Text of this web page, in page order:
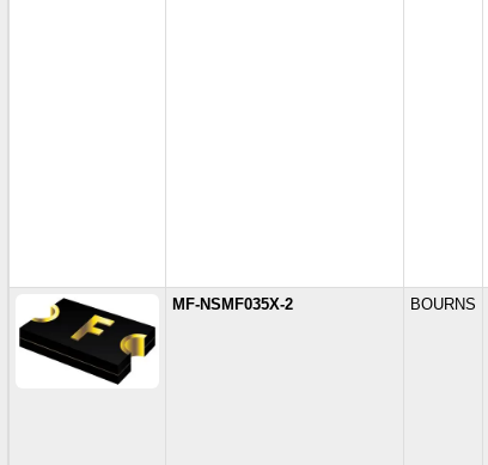
MF-NSMF035X-2 BOURNS